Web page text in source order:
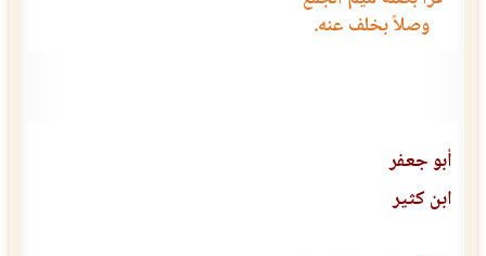
وصلاً بخلف عنه.
أبو جعفر
ابن كثير